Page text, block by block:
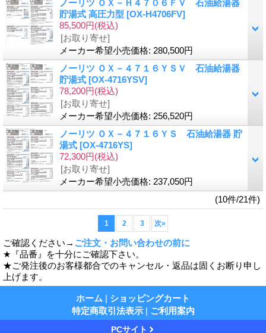
ノーリツ ＯＸ－Ｈ４７０６ＦＶ 石油給湯器
貯湯式 高圧力型 [OX-H4706FV]
85,500円(税込)
[お取り寄せ]
メーカー希望小売価格: 280,500円
ノーリツ ＯＸ－４７１６ＹＳＶ 石油給湯器
貯湯式 [OX-4716YSV]
78,200円(税込)
[お取り寄せ]
メーカー希望小売価格: 256,520円
ノーリツ ＯＸ－４７１６ＹＳ 石油給湯器 貯
湯式 [OX-4716YS]
72,300円(税込)
[お取り寄せ]
メーカー希望小売価格: 237,050円
(10件/21件)
1 2 3 次»
ご確認ください→ ご注文・お問い合わせの前に
★『品番』を十分にご確認下さい。
★ご発注後のお客様都合でのキャンセル・返品は固くお断り申し
上げます。
ホーム | ショッピングカート
特定商取引法表示 | ご利用案内
PCサイト